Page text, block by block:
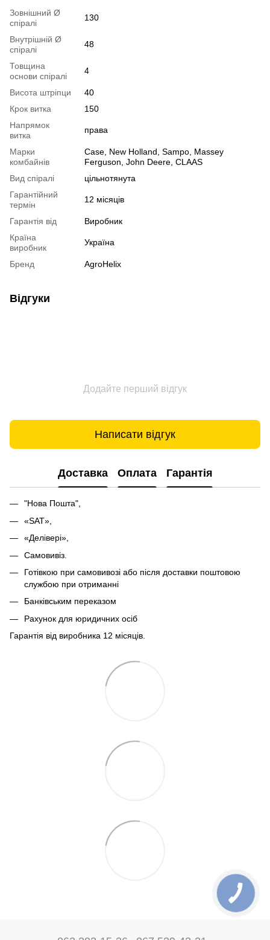
Зовнішний Ø
спіралі
130
Внутрішній Ø
спіралі
48
Товщина
основи спіралі
4
Висота штріпци
40
Крок витка
150
Напрямок
витка
права
Марки
комбайнів
Case, New Holland, Sampo, Massey
Ferguson, John Deere, CLAAS
Вид спіралі
цільнотянута
Гарантійний
термін
12 місяців
Гарантія від
Виробник
Країна
виробник
Україна
Бренд AgroHelix
Відгуки
Додайте перший відгук
Написати відгук
Доставка Оплата Гарантія
"Нова Пошта",
«SAT»,
«Делівері»,
Самовивіз.
Готівкою при самовивозі або після доставки поштовою
службою при отриманні
Банківським переказом
Рахунок для юридичних осіб
Гарантія від виробника 12 місяців.